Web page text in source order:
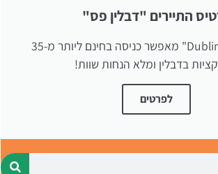
התיירים "דבלין פס"
כרטיס "Dublin Pass" מאפשר כניסה בחינם ליותר מ-35
בדבלין ומלא הנחות שוות!
לפרטים